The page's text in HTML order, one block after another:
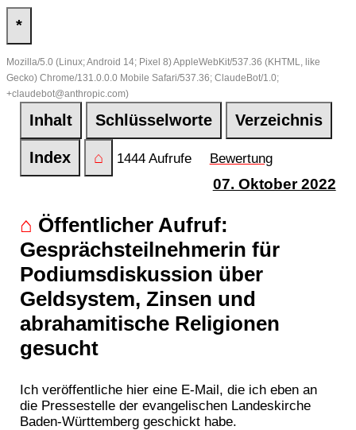
*
Mozilla/5.0 (Linux; Android 14; Pixel 8) AppleWebKit/537.36 (KHTML, like
Gecko) Chrome/131.0.0.0 Mobile Safari/537.36; ClaudeBot/1.0;
+claudebot@anthropic.com)
Inhalt Schlüsselworte Verzeichnis
Index ⌂ 1444 Aufrufe Bewertung
07. Oktober 2022
⌂ Öffentlicher Aufruf:
Gesprächsteilnehmerin für
Podiumsdiskussion über
Geldsystem, Zinsen und
abrahamitische Religionen
gesucht
Ich veröffentliche hier eine E-Mail, die ich eben an
die Pressestelle der evangelischen Landeskirche
Baden-Württemberg geschickt habe.